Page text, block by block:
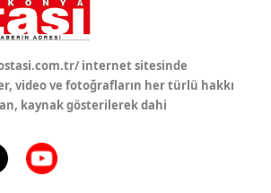
Kırıkkale
Batman
internet sitesinde
video ve fotoğrafların her türlü hakkı
kaynak gösterilerek dahi